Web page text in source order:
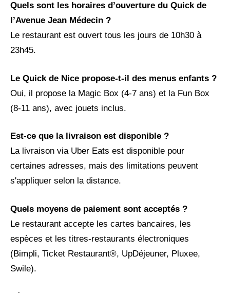
Quels sont les horaires d’ouverture du Quick de
l’Avenue Jean Médecin ?
Le restaurant est ouvert tous les jours de 10h30 à
23h45.
Le Quick de Nice propose-t-il des menus enfants ?
Oui, il propose la Magic Box (4-7 ans) et la Fun Box
(8-11 ans), avec jouets inclus.
Est-ce que la livraison est disponible ?
La livraison via Uber Eats est disponible pour
certaines adresses, mais des limitations peuvent
s'appliquer selon la distance.
Quels moyens de paiement sont acceptés ?
Le restaurant accepte les cartes bancaires, les
espèces et les titres-restaurants électroniques
(Bimpli, Ticket Restaurant®, UpDéjeuner, Pluxee,
Swile).